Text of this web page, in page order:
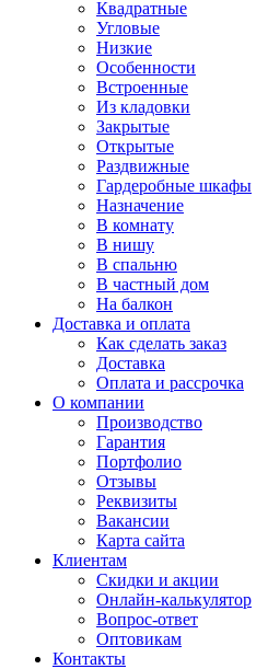
Квадратные
Угловые
Низкие
Особенности
Встроенные
Из кладовки
Закрытые
Открытые
Раздвижные
Гардеробные шкафы
Назначение
В комнату
В нишу
В спальню
В частный дом
На балкон
Доставка и оплата
Как сделать заказ
Доставка
Оплата и рассрочка
О компании
Производство
Гарантия
Портфолио
Отзывы
Реквизиты
Вакансии
Карта сайта
Клиентам
Скидки и акции
Онлайн-калькулятор
Вопрос-ответ
Оптовикам
Контакты